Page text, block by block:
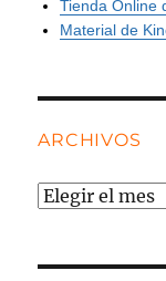
Tienda Online
Material de
ARCHIVOS
Archivos